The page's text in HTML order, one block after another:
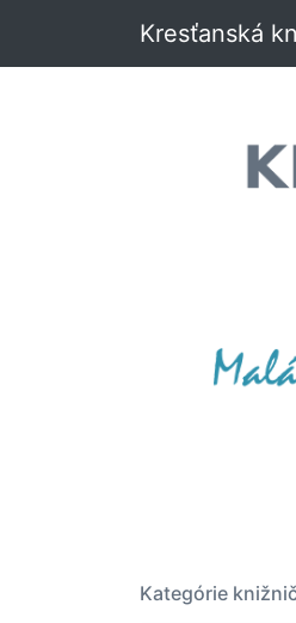
Kresťanská
Kategórie